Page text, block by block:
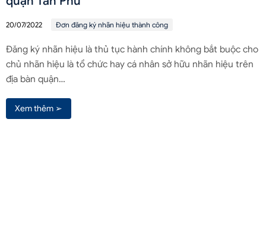
20/07/2022 Đơn đăng ký nhãn hiệu thành công
Đăng ký nhãn hiệu là thủ tục hành chính không bắt buộc cho
chủ nhãn hiệu là tổ chức hay cá nhân sở hữu nhãn hiệu trên
địa bàn quận…
Xem thêm ➢